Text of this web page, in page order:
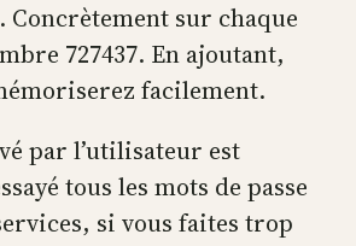
sur chaque
727437. En ajoutant,
facilement.
par l’utilisateur est
tous les mots de passe
si vous faites trop